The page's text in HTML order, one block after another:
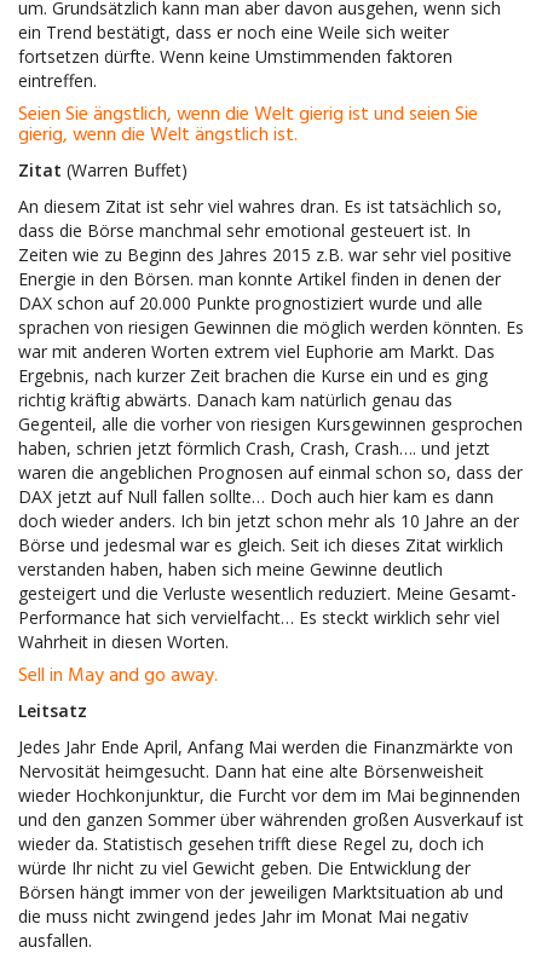
um. Grundsätzlich kann man aber davon ausgehen, wenn sich
ein Trend bestätigt, dass er noch eine Weile sich weiter
fortsetzen dürfte. Wenn keine Umstimmenden faktoren
eintreffen.
Seien Sie ängstlich, wenn die Welt gierig ist und seien Sie
gierig, wenn die Welt ängstlich ist.
Zitat (Warren Buffet)
An diesem Zitat ist sehr viel wahres dran. Es ist tatsächlich so,
dass die Börse manchmal sehr emotional gesteuert ist. In
Zeiten wie zu Beginn des Jahres 2015 z.B. war sehr viel positive
Energie in den Börsen. man konnte Artikel finden in denen der
DAX schon auf 20.000 Punkte prognostiziert wurde und alle
sprachen von riesigen Gewinnen die möglich werden könnten. Es
war mit anderen Worten extrem viel Euphorie am Markt. Das
Ergebnis, nach kurzer Zeit brachen die Kurse ein und es ging
richtig kräftig abwärts. Danach kam natürlich genau das
Gegenteil, alle die vorher von riesigen Kursgewinnen gesprochen
haben, schrien jetzt förmlich Crash, Crash, Crash…. und jetzt
waren die angeblichen Prognosen auf einmal schon so, dass der
DAX jetzt auf Null fallen sollte… Doch auch hier kam es dann
doch wieder anders. Ich bin jetzt schon mehr als 10 Jahre an der
Börse und jedesmal war es gleich. Seit ich dieses Zitat wirklich
verstanden haben, haben sich meine Gewinne deutlich
gesteigert und die Verluste wesentlich reduziert. Meine Gesamt-
Performance hat sich vervielfacht… Es steckt wirklich sehr viel
Wahrheit in diesen Worten.
Sell in May and go away.
Leitsatz
Jedes Jahr Ende April, Anfang Mai werden die Finanzmärkte von
Nervosität heimgesucht. Dann hat eine alte Börsenweisheit
wieder Hochkonjunktur, die Furcht vor dem im Mai beginnenden
und den ganzen Sommer über währenden großen Ausverkauf ist
wieder da. Statistisch gesehen trifft diese Regel zu, doch ich
würde Ihr nicht zu viel Gewicht geben. Die Entwicklung der
Börsen hängt immer von der jeweiligen Marktsituation ab und
die muss nicht zwingend jedes Jahr im Monat Mai negativ
ausfallen.